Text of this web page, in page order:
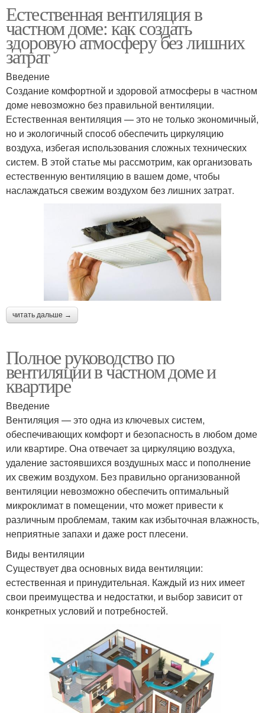
Естественная вентиляция в
частном доме: как создать
здоровую атмосферу без лишних
затрат
Введение
Создание комфортной и здоровой атмосферы в частном
доме невозможно без правильной вентиляции.
Естественная вентиляция — это не только экономичный,
но и экологичный способ обеспечить циркуляцию
воздуха, избегая использования сложных технических
систем. В этой статье мы рассмотрим, как организовать
естественную вентиляцию в вашем доме, чтобы
наслаждаться свежим воздухом без лишних затрат.
читать дальше →
Полное руководство по
вентиляции в частном доме и
квартире
Введение
Вентиляция — это одна из ключевых систем,
обеспечивающих комфорт и безопасность в любом доме
или квартире. Она отвечает за циркуляцию воздуха,
удаление застоявшихся воздушных масс и пополнение
их свежим воздухом. Без правильно организованной
вентиляции невозможно обеспечить оптимальный
микроклимат в помещении, что может привести к
различным проблемам, таким как избыточная влажность,
неприятные запахи и даже рост плесени.
Виды вентиляции
Существует два основных вида вентиляции:
естественная и принудительная. Каждый из них имеет
свои преимущества и недостатки, и выбор зависит от
конкретных условий и потребностей.